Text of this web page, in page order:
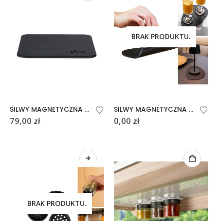
SILWY MAGNETYCZNA PODKŁADKI KWADRATOWE CZARNE
79,00 zł
BRAK PRODUKTU.
SILWY MAGNETYCZNA PODKŁADKA 20 x 13,5
0,00 zł
BRAK PRODUKTU.